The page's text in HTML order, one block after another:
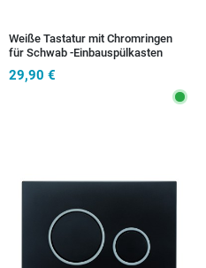
Weiße Tastatur mit Chromringen
für Schwab -Einbauspülkasten
29,90 €